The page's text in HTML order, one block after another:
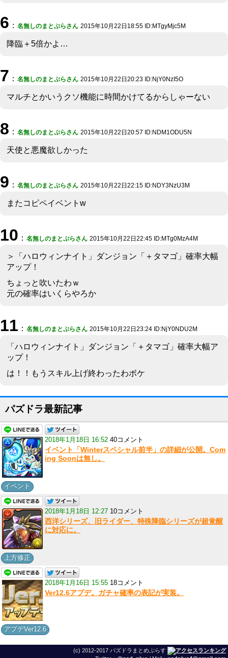
6 ： 名無しのまとぷらさん 2015年10月22日18:55 ID:MTgyMjc5M
降臨＋5倍かよ…
7 ： 名無しのまとぷらさん 2015年10月22日20:23 ID:NjY0NzI5O
マルチとかいうクソ機能に時間かけてるからしゃーない
8 ： 名無しのまとぷらさん 2015年10月22日20:57 ID:NDM1ODU5N
天使と悪魔欲しかった
9 ： 名無しのまとぷらさん 2015年10月22日22:15 ID:NDY3NzU3M
またコピペイベントw
10 ： 名無しのまとぷらさん 2015年10月22日22:45 ID:MTg0MzA4M
＞「ハロウィンナイト」ダンジョン「＋タマゴ」確率大幅
アップ！
ちょっと吹いたわｗ
元の確率はいくらやろか
11 ： 名無しのまとぷらさん 2015年10月22日23:24 ID:NjY0NDU2M
「ハロウィンナイト」ダンジョン「＋タマゴ」確率大幅ア
ップ！
は！！もうスキル上げ終わったわボケ
パズドラ最新記事
2018年1月18日 16:52 40コメント
イベント「Winterスペシャル前半」の詳細が公開。Com
ing Soonは無し。
イベント
2018年1月18日 12:27 10コメント
西洋シリーズ、旧ライダー、特殊降臨シリーズが超覚醒
に対応に。
上方修正
2018年1月16日 15:55 18コメント
Ver12.6アプデ。ガチャ確率の表記が実装。
アプデVer12.6
(c) 2012-2017 パズドラまとめぷらす